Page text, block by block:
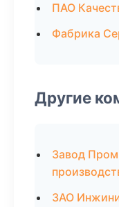
ПАО
Фабрика
Другие
Завод Пром
ЗАО